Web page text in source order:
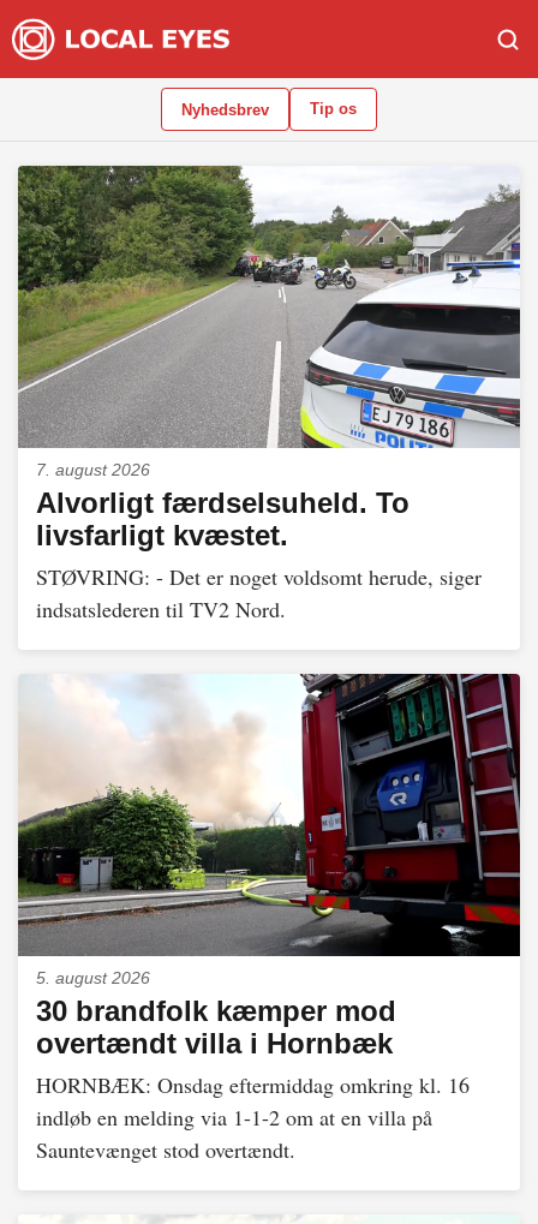
Nyhedsbrev Tip os
7. august 2026
Alvorligt færdselsuheld. To
livsfarligt kvæstet.
STØVRING: - Det er noget voldsomt herude, siger
indsatslederen til TV2 Nord.
5. august 2026
30 brandfolk kæmper mod
overtændt villa i Hornbæk
HORNBÆK: Onsdag eftermiddag omkring kl. 16
indløb en melding via 1-1-2 om at en villa på
Sauntevænget stod overtændt.